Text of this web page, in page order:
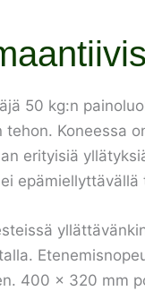
50 kg:n
tehon. Koneessa
erityisiä
epämiellyttävällä
400 × 320 mm